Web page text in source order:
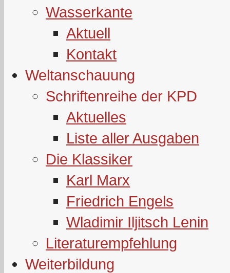
Wasserkante
Aktuell
Kontakt
Weltanschauung
Schriftenreihe der KPD
Aktuelles
Liste aller Ausgaben
Die Klassiker
Karl Marx
Friedrich Engels
Wladimir Iljitsch Lenin
Literaturempfehlung
Weiterbildung